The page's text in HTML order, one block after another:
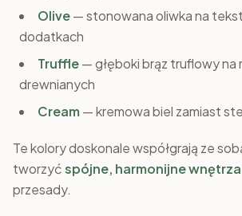
Olive— stonowana oliwka na
dodatkach
Truffle— głęboki brąz truflowy na
drewnianych
Cream— kremowa biel zamiast
Te kolory doskonale współgrają ze
tworzyćspójne, harmonijne wnętrza
przesady.